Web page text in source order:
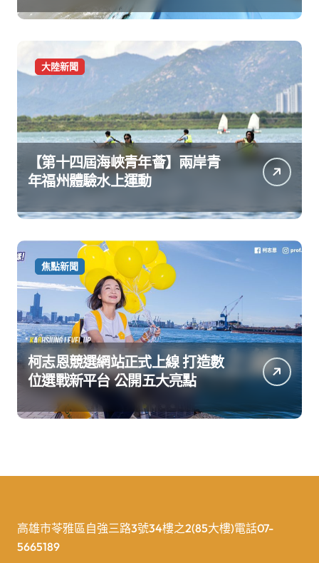
大陸新聞
【第十四屆海峽青年薈】兩岸青
年福州體驗水上運動
焦點新聞
柯志恩競選網站正式上線 打造數
位選戰新平台 公開五大亮點
高雄市苓雅區自強三路3號34樓之2(85大樓)電話07-
5665189